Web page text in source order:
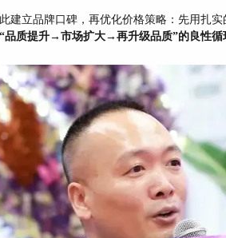
建立品牌口碑，再优化价格策略：先用扎
品质提升→市场扩大→再升级品质”的良性循